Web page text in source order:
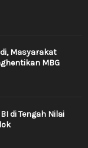
Masyarakat
MBG
di Tengah Nilai